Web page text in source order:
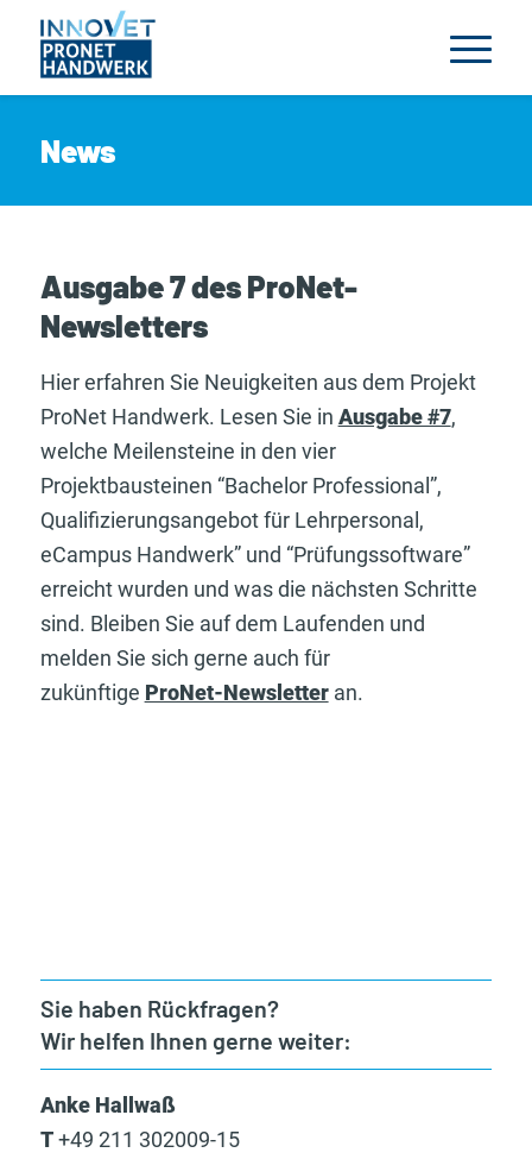
News
Ausgabe 7 des ProNet-
Newsletters
Hier erfahren Sie Neuigkeiten aus dem Projekt
ProNet Handwerk. Lesen Sie in Ausgabe #7,
welche Meilensteine in den vier
Projektbausteinen “Bachelor Professional”,
Qualifizierungsangebot für Lehrpersonal,
eCampus Handwerk” und “Prüfungssoftware”
erreicht wurden und was die nächsten Schritte
sind. Bleiben Sie auf dem Laufenden und
melden Sie sich gerne auch für
zukünftige ProNet-Newsletteran.
Sie haben Rückfragen?
Wir helfen Ihnen gerne weiter:
Anke Hallwaß
T +49 211 302009-15